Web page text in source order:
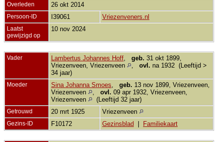
Overleden 26 okt 2014
Persoon-ID I39061 Vriezenveners.nl
Laatst
gewijzigd op
10 nov 2024
Vader Lambertus Johannes Hoff geb. 31 okt 1899,
Vriezenveen, Vriezenveen
ovl. na 1932 (Leeftijd >
34 jaar)
Moeder Sina Johanna Smoes geb. 13 nov 1899, Vriezenveen,
Vriezenveen
ovl. 09 apr 1932, Vriezenveen,
Vriezenveen
(Leeftijd 32 jaar)
Getrouwd 20 mrt 1925 Vriezenveen
Gezins-ID F10172 Gezinsblad Familiekaart